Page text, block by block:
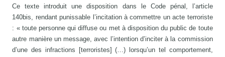
Ce texte introduit une disposition dans le Code pénal, l’article
140bis, rendant punissable l’incitation à commettre un acte terroriste
: « toute personne qui diffuse ou met à disposition du public de toute
autre manière un message, avec l’intention d’inciter à la commission
d’une des infractions [terroristes] (…) lorsqu’un tel comportement,